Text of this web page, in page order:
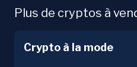
Plus de cryptos à
Crypto à la mode